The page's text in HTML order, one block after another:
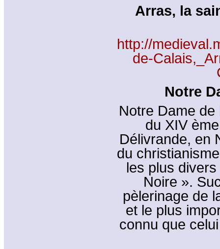
Arras, la
http://
de-
Notre
Notre Dame
du XIV
Délivrande, en
du
les plus
Noire ».
pèlerinage de
et le plus
connu que